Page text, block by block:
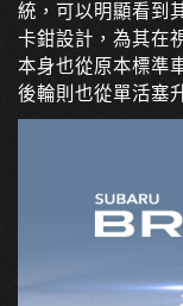
統，可以明顯看到
卡鉗設計，為其在
本身也從原本標準
後輪則也從單活塞